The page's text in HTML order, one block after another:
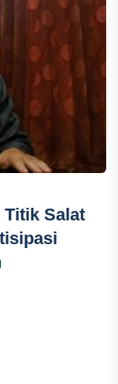
Titik Salat